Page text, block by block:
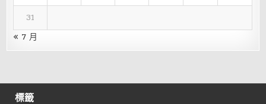
31
« 7 月
標籤